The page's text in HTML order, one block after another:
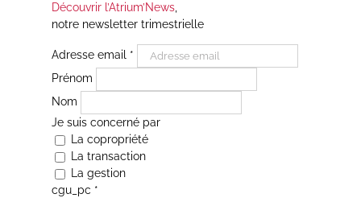
Découvrir l’Atrium’News,
notre newsletter trimestrielle
Adresse email *
Prénom
Nom
Je suis concerné par
La copropriété
La transaction
La gestion
cgu_pc *